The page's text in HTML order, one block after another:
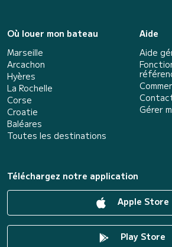
Où louer mon bateau
Marseille
Arcachon
Hyères
La Rochelle
Corse
Croatie
Baléares
Toutes les destinations
Aide
Aide
Gérer
Téléchargez notre application
Apple Store
Play Store